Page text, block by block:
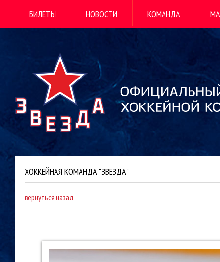
БИЛЕТЫ НОВОСТИ КОМАНДА
ХОККЕЙНАЯ КОМАНДА "ЗВЕЗДА"
вернуться назад